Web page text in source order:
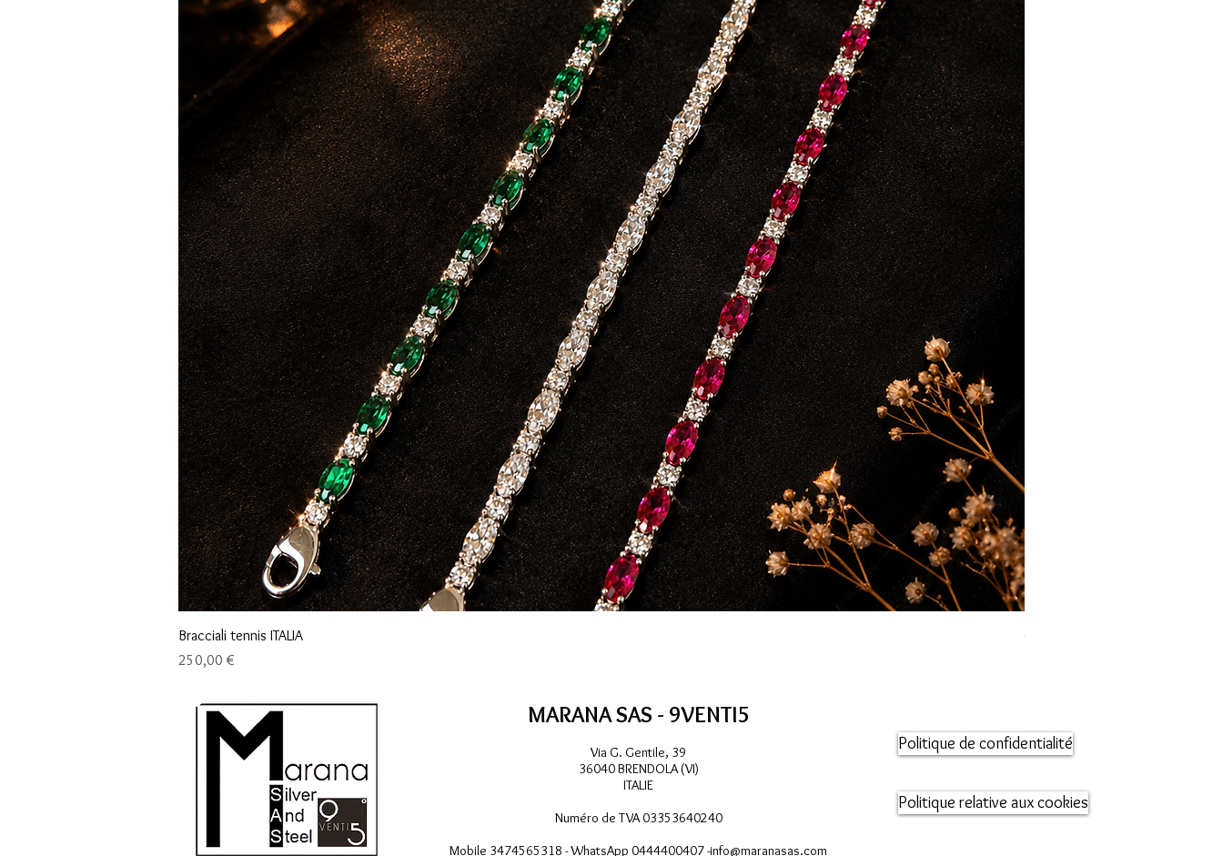
Bracciali tennis ITALIA
Prix
250,00 €
Orecchini maglia marina
MARANA SAS - 9VENTI5
Via G. Gentile, 39
36040 BRENDOLA (VI)
ITALIE
Numéro de TVA 03353640240
Mobile 3474565318 - WhatsApp 0444400407 -info@maranasas.com
Politique de confidentialité
Politique relative aux cookies